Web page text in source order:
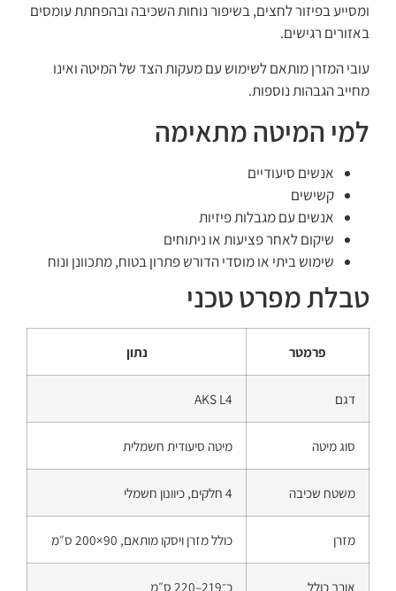
ומסייע בפיזור לחצים, בשיפור נוחות השכיבה ובהפחתת עומסים
באזורים רגישים.
עובי המזרן מותאם לשימוש עם מעקות הצד של המיטה ואינו
מחייב הגבהות נוספות.
למי המיטה מתאימה
אנשים סיעודיים
קשישים
אנשים עם מגבלות פיזיות
שיקום לאחר פציעות או ניתוחים
שימוש ביתי או מוסדי הדורש פתרון בטוח, מתכוונן ונוח
טבלת מפרט טכני
פרמטר נתון
דגם AKS L4
סוג מיטה מיטה סיעודית חשמלית
משטח שכיבה 4 חלקים, כיוונון חשמלי
מזרן כולל מזרן ויסקו מותאם, 90×200 ס״מ
אורך כולל כ־219–220 ס״מ